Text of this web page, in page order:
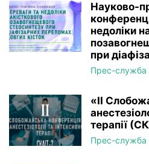
Науково-
недоліки
при
Прес-служба
«ІІ
терапії
Прес-служба